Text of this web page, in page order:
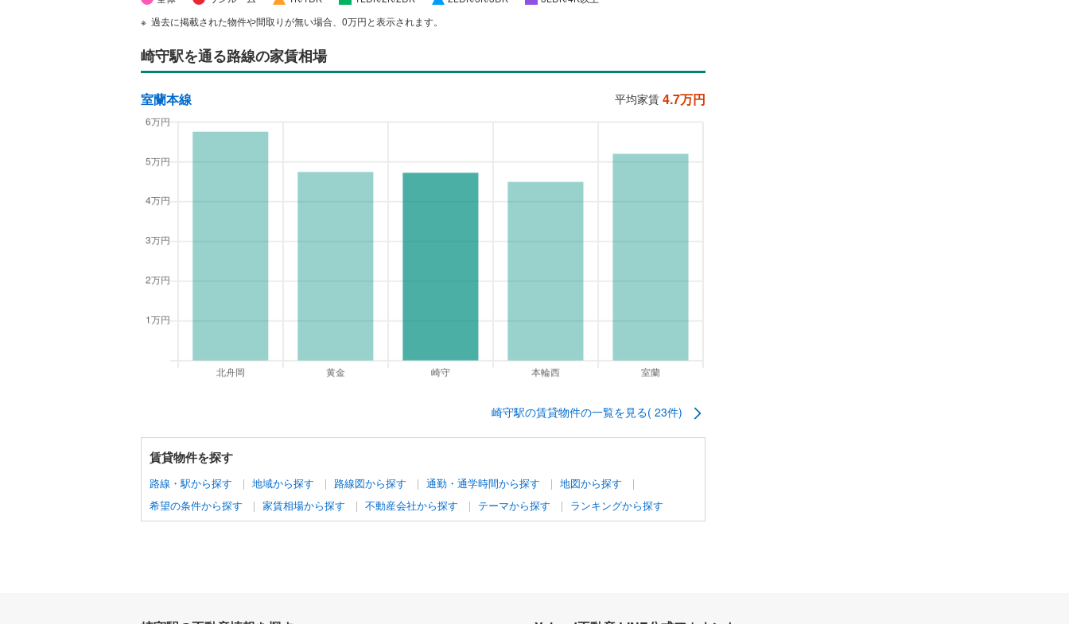
過去に掲載された物件や間取りが無い場合、0万円と表示されます。
崎守駅を通る路線の家賃相場
室蘭本線 平均家賃 4.7万円
崎守駅の賃貸物件の一覧を見る( 23件)
賃貸物件を探す
路線・駅から探す 地域から探す 路線図から探す 通勤・通学時間から探す
地図から探す
希望の条件から探す
家賃相場から探す 不動産会社から探す テーマから探す ランキングから探す